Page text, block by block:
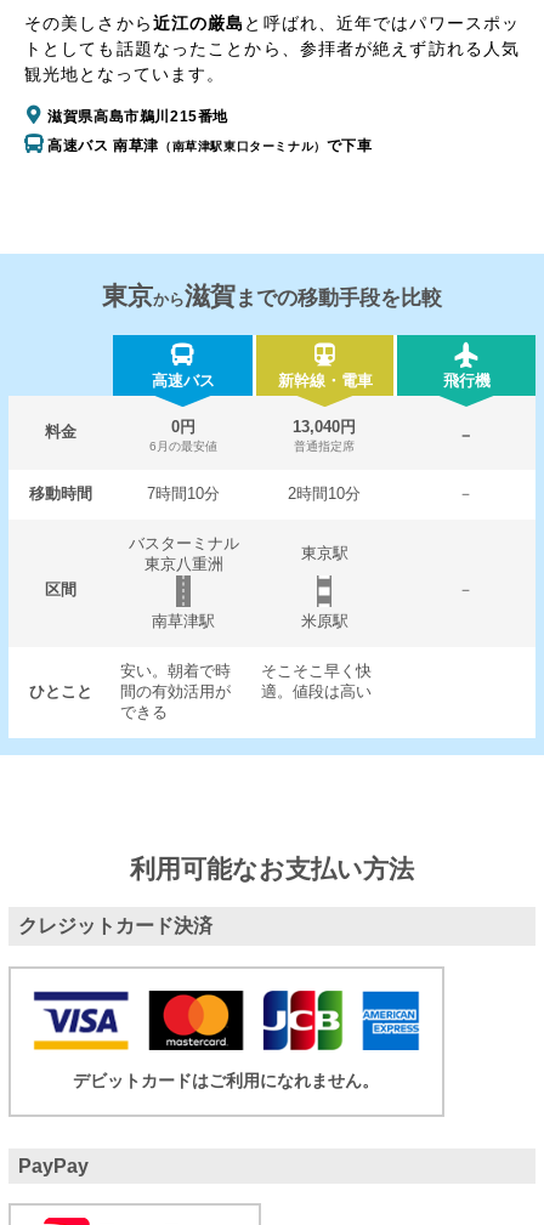
その美しさから近江の厳島 と呼ばれ、近年ではパワースポッ
トとしても話題なったことから、参拝者が絶えず訪れる人気
観光地となっています。
滋賀県高島市鵜川215番地
高速バス 南草津 （南草津駅東口ターミナル） で下車
東京から滋賀までの移動手段を比較
高速バス 新幹線・電車 飛行機
料金 0円
6月の最安値
13,040円
普通指定席
－
移動時間 7時間10分 2時間10分 －
区間
バスターミナル
東京八重洲
東京駅
－
南草津駅
米原駅
ひとこと
安い。朝着で時
間の有効活用が
できる
そこそこ早く快
適。値段は高い
利用可能なお支払い方法
クレジットカード決済
デビットカードはご利用になれません。
PayPay